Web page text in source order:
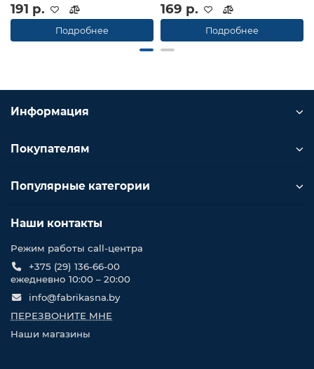
191 р.
Подробнее
169 р.
Подробнее
Информация
Покупателям
Популярные категории
Наши контакты
Режим работы call-центра
+375 (29) 136-66-00
ежедневно 10:00 – 20:00
info@fabrikasna.by
ПЕРЕЗВОНИТЕ МНЕ
Наши магазины